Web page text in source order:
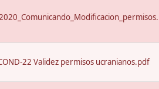
22 Validez permisos ucranianos.pdf